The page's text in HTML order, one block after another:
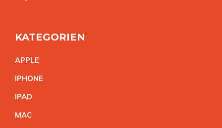
KATEGORIEN
APPLE
IPHONE
IPAD
MAC